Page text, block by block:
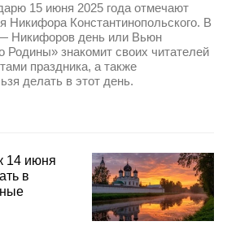
15 июня 2025 года отмечают
Никифора Константинопольского. В
Никифоров день или Вьюн
Родины» знакомит своих читателей
праздника, а также
делать в этот день.
14 июня
в